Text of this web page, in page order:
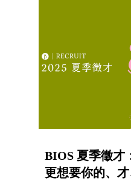
BIOS 夏季徵才
更想要你的、